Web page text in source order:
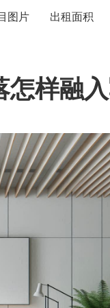
图片 出租面积
怎样融